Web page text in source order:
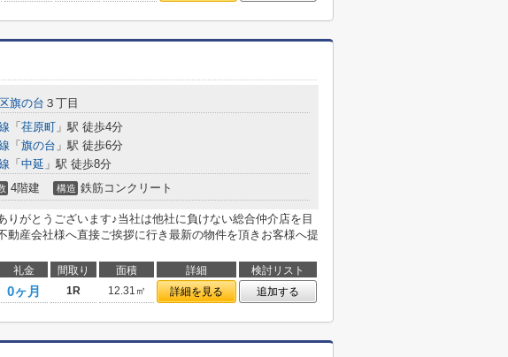
旗の台 ３丁目
「 荏原町 」駅 徒歩4分
「 旗の台 」駅 徒歩6分
「 中延 」駅 徒歩8分
4階建 構造 鉄筋コンクリート
りがとうございます♪当社は他社に負けない総合仲介店を目
動産会社様へ直接ご挨拶に行き最新の物件を頂きお客様へ提
礼金 間取り 面積 詳細
検討リスト
0ヶ月 1R 12.31㎡ 詳細を見る 追加する